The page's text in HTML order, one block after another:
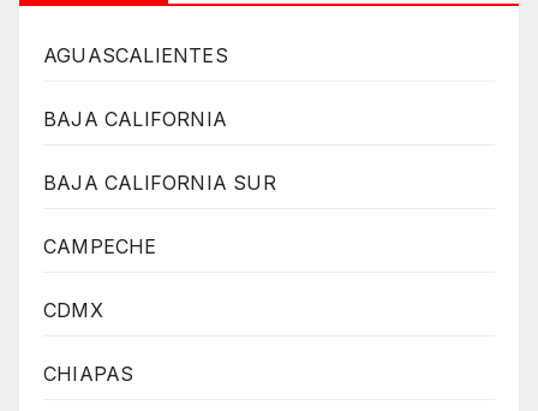
AGUASCALIENTES
BAJA CALIFORNIA
BAJA CALIFORNIA SUR
CAMPECHE
CDMX
CHIAPAS